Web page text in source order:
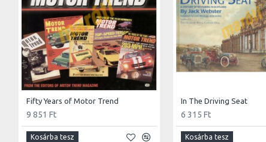
Fifty Years of Motor Trend
9 851 Ft
Kosárba tesz
In The Driving Seat
6 315 Ft
Kosárba tesz